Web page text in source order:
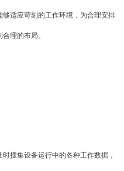
适应苛刻的工作环境，为合理安排
理的布局。
搜集设备运行中的各种工作数据，